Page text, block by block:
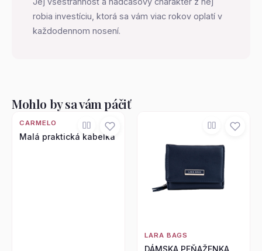
robia investíciu, ktorá sa vám viac rokov oplatí v
každodennom nosení.
Mohlo by sa vám páčiť
CARMELO
Malá praktická kabelka
LARA BAGS
DÁMSKA PEŇAŽENKA